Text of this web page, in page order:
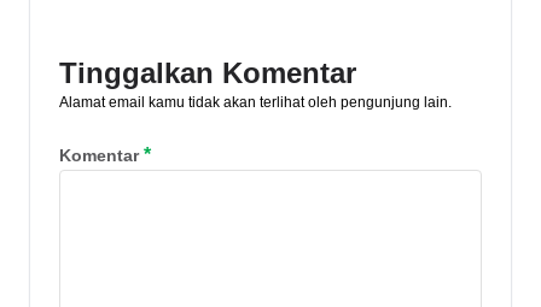
Tinggalkan Komentar
Alamat email kamu tidak akan terlihat oleh pengunjung lain.
Komentar*